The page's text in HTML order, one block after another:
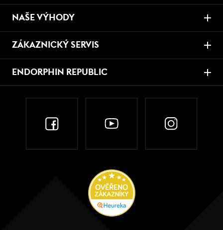
NAŠE VÝHODY
ZÁKAZNICKÝ SERVIS
ENDORPHIN REPUBLIC